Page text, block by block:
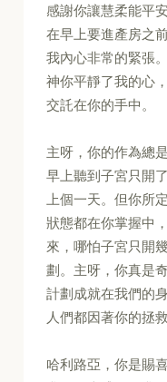
感謝你讓慧柔能平
在早上要進產房之
我內心非常的緊張
神你平靜了我的心
交託在你的手中。
主呀，你的作為總
早上聽到子宮只開
上個一天。但你所
狀態都在你掌握中
來，哪怕子宮只開
劃。主呀，你真是
計劃成就在我們的
人們都因著你的拯
哈利路亞，你是賜